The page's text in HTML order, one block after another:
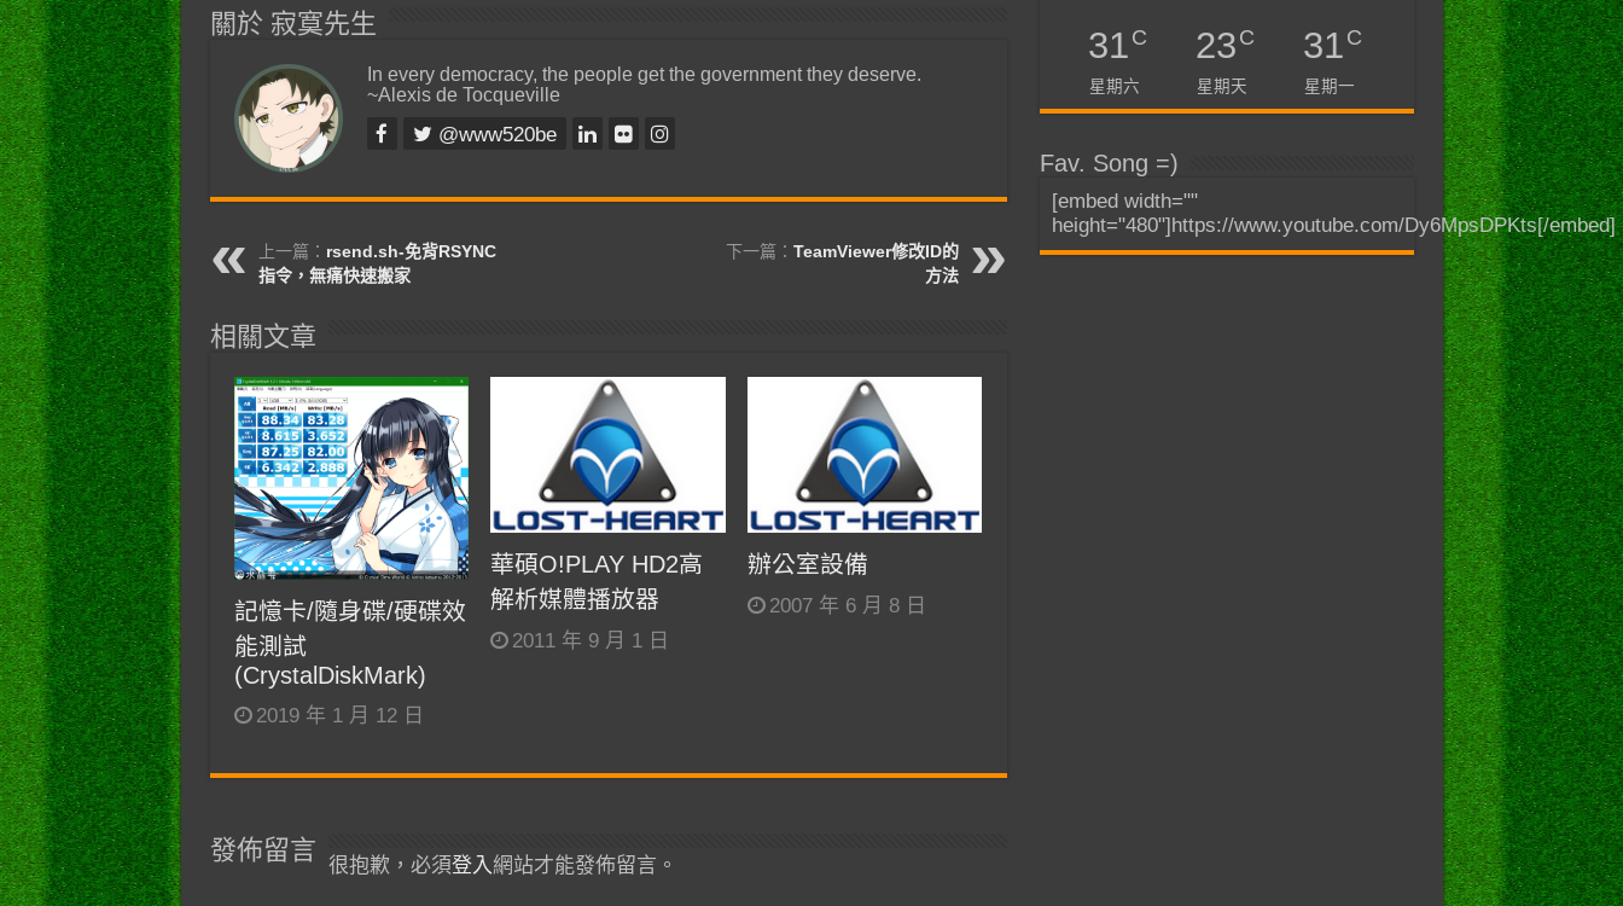
關於 寂寞先生
In every democracy, the people get the government they deserve.
~Alexis de Tocqueville
@www520be
上一篇： rsend.sh-免背RSYNC
指令，無痛快速搬家
下一篇： TeamViewer修改ID的
方法
相關文章
記憶卡/隨身碟/硬碟效
能測試
(CrystalDiskMark)
2019 年 1 月 12 日
華碩O!PLAY HD2高
解析媒體播放器
2011 年 9 月 1 日
辦公室設備
2007 年 6 月 8 日
發佈留言
很抱歉，必須登入網站才能發佈留言。
31C
星期六
23C
星期天
31C
星期一
Fav. Song =)
[embed width=""
height="480"]https://www.youtube.com/Dy6MpsDPKts[/embed]